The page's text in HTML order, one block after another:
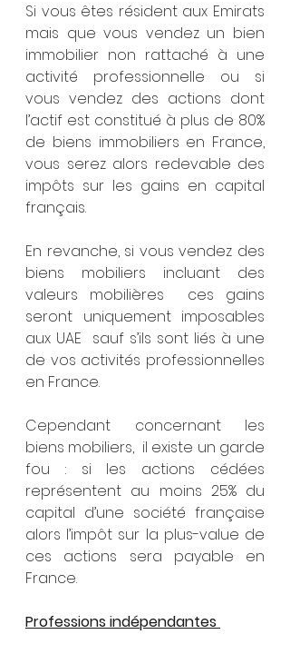
Si vous êtes résident aux Emirats
mais que vous vendez un bien
immobilier non rattaché à une
activité professionnelle ou si
vous vendez des actions dont
l’actif est constitué à plus de 80%
de biens immobiliers en France,
vous serez alors redevable des
impôts sur les gains en capital
français.
En revanche, si vous vendez des
biens mobiliers incluant des
valeurs mobilières  ces gains
seront uniquement imposables
aux UAE  sauf s’ils sont liés à une
de vos activités professionnelles
en France.
Cependant concernant les
biens mobiliers,  il existe un garde
fou : si les actions cédées
représentent au moins 25% du
capital d’une société française
alors l’impôt sur la plus-value de
ces actions sera payable en
France.
Professions indépendantes